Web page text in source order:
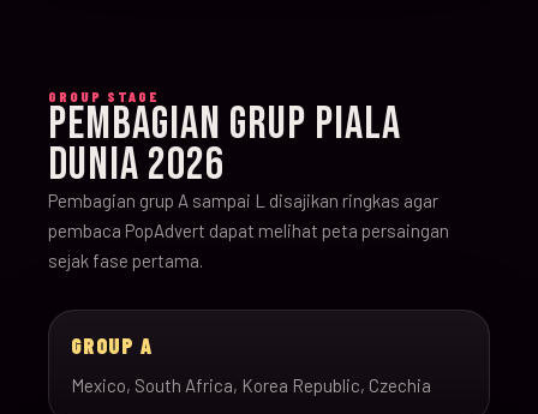
GROUP STAGE
PEMBAGIAN GRUP PIALA
DUNIA 2026
Pembagian grup A sampai L disajikan ringkas agar
pembaca PopAdvert dapat melihat peta persaingan
sejak fase pertama.
GROUP A
Mexico, South Africa, Korea Republic, Czechia